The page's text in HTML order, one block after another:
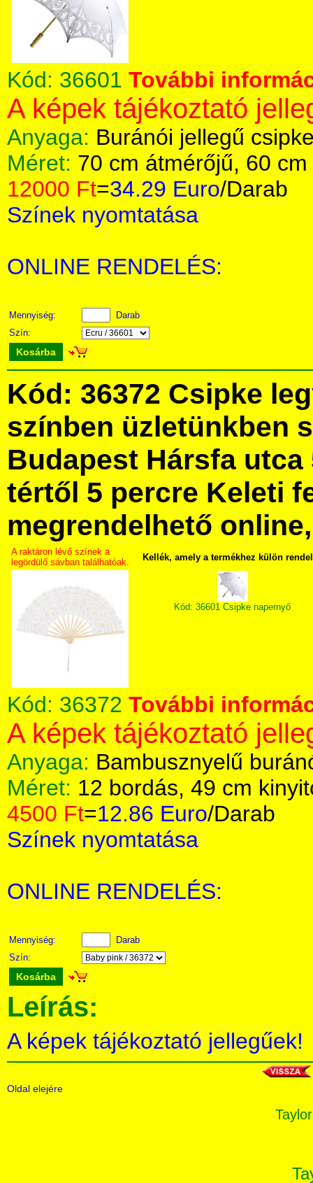
Kód: 36601 További
A képek tájékoztató
Anyaga: Buránói jellegű
Méret: 70 cm átmérőjű, 60
12000 Ft=34.29 Euro/Darab
Színek nyomtatása
ONLINE RENDELÉS:
Mennyiség:
Darab
Szín:
Kosárba
Kód: 36372 Csipke
színben üzletünkben
Budapest Hársfa utca
tértől 5 percre Keleti
megrendelhető
A raktáron lévő színek a
legördülő sávban találhatóak.
Kellék, amely a termékhez külön
Kód: 36601 Csipke napernyő
Kód: 36372 További
A képek tájékoztató
Anyaga: Bambusznyelű
Méret: 12 bordás, 49 cm
4500 Ft=12.86 Euro/Darab
Színek nyomtatása
ONLINE RENDELÉS:
Mennyiség:
Darab
Szín:
Kosárba
Leírás:
A képek tájékoztató jellegűek!
Oldal elejére